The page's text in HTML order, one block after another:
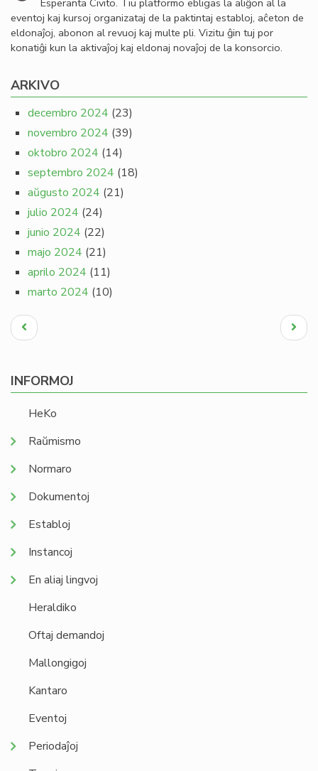
Esperanta Civito. Tiu platformo ebligas la aliĝon al la
eventoj kaj kursoj organizataj de la paktintaj establoj, aĉeton de
eldonaĵoj, abonon al revuoj kaj multe pli. Vizitu ĝin tuj por
konatiĝi kun la aktivaĵoj kaj eldonaj novaĵoj de la konsorcio.
ARKIVO
decembro 2024 (23)
novembro 2024 (39)
oktobro 2024 (14)
septembro 2024 (18)
aŭgusto 2024 (21)
julio 2024 (24)
junio 2024 (22)
majo 2024 (21)
aprilo 2024 (11)
marto 2024 (10)
Pagination
Antaŭa
paĝo
Next
page
INFORMOJ
HeKo
Raŭmismo
Normaro
Dokumentoj
Establoj
Instancoj
En aliaj lingvoj
Heraldiko
Oftaj demandoj
Mallongigoj
Kantaro
Eventoj
Periodaĵoj